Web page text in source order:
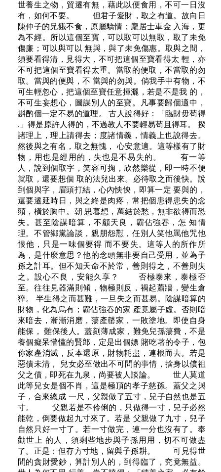
世養生之物，貿遷有無，藉此以便食用，不可一日沒
有，如何不要。 但君子愛財，取之有道。故向日
陳仲子的兄餓不食，原屬驕情；龐居士車金 入海，更
為不經。所以這個至寶，可以取可以無取，取了未免
傷廉；可以與可以 無與，與了未免傷惠。取與之間，
須要看得清，見得大，不可把這個至寶看得太 輕，亦
不可把這個至寶看得太重。當取的便取，不當取的勿
取。當與的便與，不 當與的勿與。倘我手中有物，不
可生輕忽心，把這個至寶任意揮灑，若是不是我 的，
不可生妄想心，圖謀別人的至寶。凡事要歸個適中，
斟酌個一定不易的道理。 古人說得好：「臨財毋苟得
.」得是原許人得的，不過教人不要輕易苟且得耳。 揆
諸理上，理上請得去；度諸情義，情義上也說得去。
然後與之有名，取之無愧， 心安意適。這等樣有了財
物，用也是經用的，失也是不易失的。 有一等
人，說到個取字，笑容可掬，欣然樂從，即一時不便
就取，還要想個 取的法兒出來。必待取之而後快。說
到個與字，眉頭打結，心內怏怏，即算一定 要與的，
還要遷延時日，與之終是肉疼，常把個患得患失的念
頭，橫於胸中。朝 思暮想，萬結於愁，無非欲得而恐
失。甚至陰謀暗算，不顧天良，霸佔強吞，怎 知情
理。不管鄉黨論談，親朋怨懟，任別人笑他罵他咒他
恨他，只是一味個要得 而不要失。這等人的所作所
為，是什麼意思？他的念頭無非要自己受用，並為子
孫之計耳。但不知天命不於常，善則得之，不善則失
之。設心不良，安能久享？ 否極泰來，泰極否
至。往往見器滿則傾，物極則反，禍起蕭牆，變生倉
猝。 半生得之而甚難，一旦失之而甚易。陰謀暗算的
財物，化為烏有；霸佔強吞的家 產竟屬子虛。否則暗
來暗去，漸漸消磨，蕩產罄家，一敗塗地。即使自身
能保， 難保後人。蓋刻薄成家，難免兒孫蕩費，不是
養個癡呆懵懂的賢郎，定是出個嫖 賭吃著的令子，包
你家產消滅，反本還原，財物耗盡，連根而去。若是
惡債未清， 兒女必至做出不可問的事情，捨身以償祖
父之債，即死在九泉，尚要被人談論。 世人莫道
此等兒女是個不肖，這是極頂的孝子慈孫。蓋父之與
子，合來總成 一尺，父親做了五寸，兒子自然也是五
寸。 父親若是不伶俐的，只做得一寸，兒子必然
能乾，倒要做起九寸來了。若是 父親做了九寸，兒子
自然只好一寸了。若一寸做完，連一分也沒有了。奉
勸世上 的人，須剩些地步與子孫用用，切不可做盡
了。正是：但存方寸地，留與子孫耕。 可見得世
間的貪財愛鈔，算計別人的，到得臨了，究竟無益。